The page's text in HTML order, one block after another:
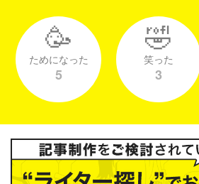
🥳
ためになった
5
🤣
笑った
3